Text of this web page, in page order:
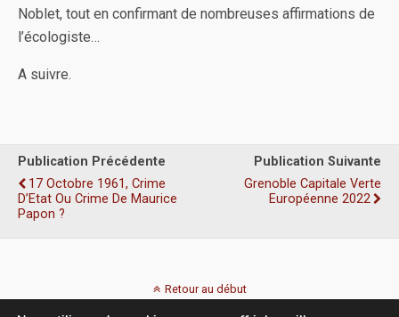
Noblet, tout en confirmant de nombreuses affirmations de
l’écologiste…
A suivre.
Publication Précédente
17 Octobre 1961, Crime
D’Etat Ou Crime De Maurice
Papon ?
Publication Suivante
Grenoble Capitale Verte
Européenne 2022
Retour au début